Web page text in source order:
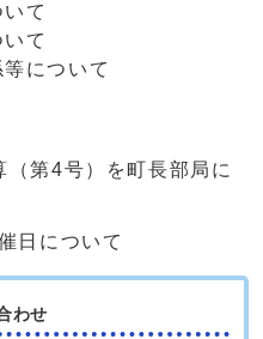
て
て
について
（第4号）を町長部局に
日について
わせ